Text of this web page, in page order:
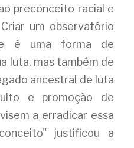
preconceito racial e
um observatório
é uma forma de
luta, mas também de
ancestral de luta
e promoção de
a erradicar essa
justificou a